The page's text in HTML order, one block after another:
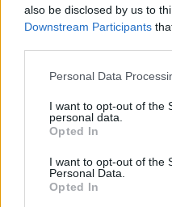
also be disclosed by us to
Downstream Participants
Please note that this
not limited to your visit or
grant or deny consent to
use your data for below
consent section.
Personal Data
I want to opt-out of the
personal data.
Opted In
I want to opt-out of the
Personal Data.
Opted In
A DS Penske pilótája, Jean-
vadonatúj versenyét
között a két Jaguár
energiabeosztásának
tudta tartani a vezető
Vergne-nyel szemben.